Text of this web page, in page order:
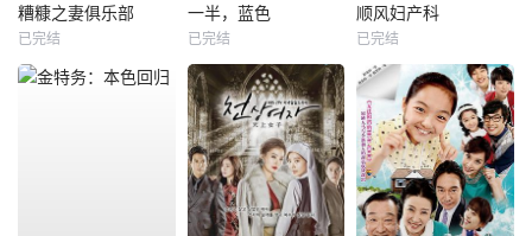
糟糠之妻俱乐部
已完结
一半，蓝色
已完结
顺风妇产科
已完结